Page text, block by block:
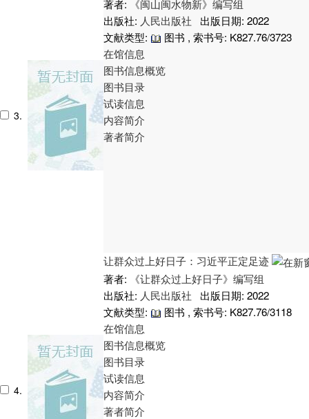
3.
著者: 《闽山闽水物新》编写组
出版社: 人民出版社
出版日期: 2022
文献类型:
图书 , 索书号: K827.76/3723
在馆信息
图书信息概览
图书目录
试读信息
内容简介
著者简介
4.
让群众过上好日子：习近平正定足迹
著者: 《让群众过上好日子》编写组
出版社: 人民出版社
出版日期: 2022
文献类型:
图书 , 索书号: K827.76/3118
在馆信息
图书信息概览
图书目录
试读信息
内容简介
著者简介